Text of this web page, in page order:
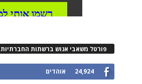
פורטל משאבי אנוש ברשתות החברתיות
24,924 אוהדים